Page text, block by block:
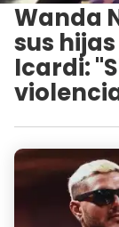
Wanda
sus
Icardi: